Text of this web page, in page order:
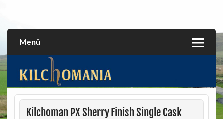
Menü
Kilchoman PX Sherry Finish Single Cask